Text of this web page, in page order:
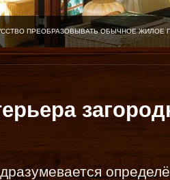
ПРЕОБРАЗОВЫВАТЬ ОБЫЧНОЕ